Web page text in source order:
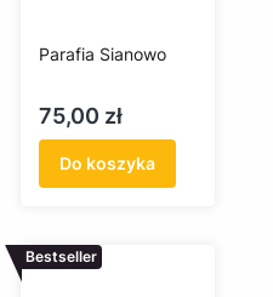
Parafia Sianowo
Cena
75,00 zł
Do koszyka
Bestseller